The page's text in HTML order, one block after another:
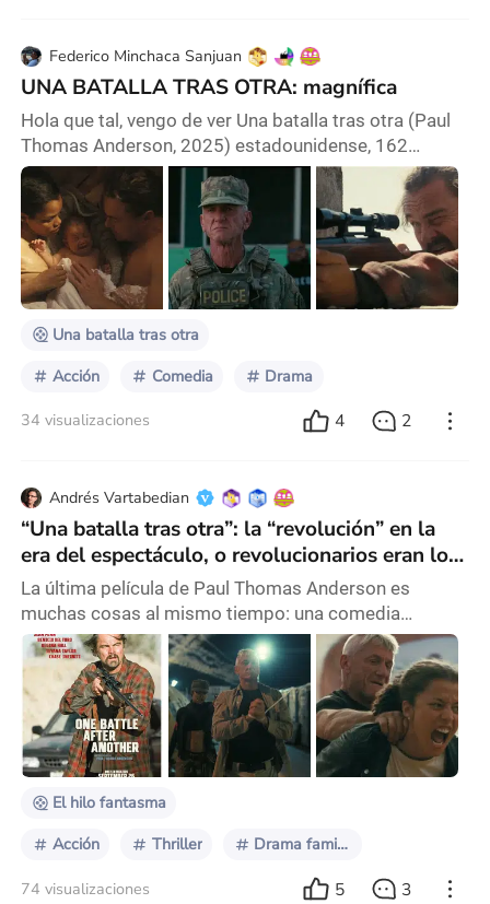
Federico Minchaca Sanjuan
UNA BATALLA TRAS OTRA: magnífica
Hola que tal, vengo de ver Una batalla tras otra (Paul
Thomas Anderson, 2025) estadounidense, 162
minutos, drama, misterio, política, acción, comedia.
Pues básicamente trata de un “revolucionario”
retirado, el cual quiere reconstruir su vida junto con su
hija. Pero su antiguo persecutor se aparece en la vida
del “revolucionario” y su hija, algo que me gustó por
ser sumamente realista es la relació
Una batalla tras otra
Acción Comedia Drama
34 visualizaciones 4 2
Andrés Vartabedian
“Una batalla tras otra”: la “revolución” en la
era del espectáculo, o revolucionarios eran los
de antes
La última película de Paul Thomas Anderson es
muchas cosas al mismo tiempo: una comedia
dramática, un thriller, un filme de acción, un drama
familiar, una sátira política... Tantas que no termina de
ser ninguna. Del mismo modo, y a diferencia de lo que
muchos vienen sosteniendo, tampoco es “un clásico
instantáneo” ni “una obra maestra contemporánea”.
Una batalla tras otra es difícil de definir, si
El hilo fantasma
Acción Thriller Drama familiar
74 visualizaciones 5 3